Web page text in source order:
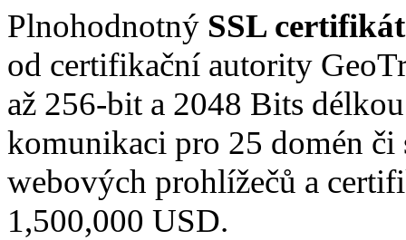
Plnohodnotný SSL
od certifikační autority
až 256-bit a 2048 Bits
komunikaci pro 25 domén či
webových prohlížečů a
1,500,000 USD.